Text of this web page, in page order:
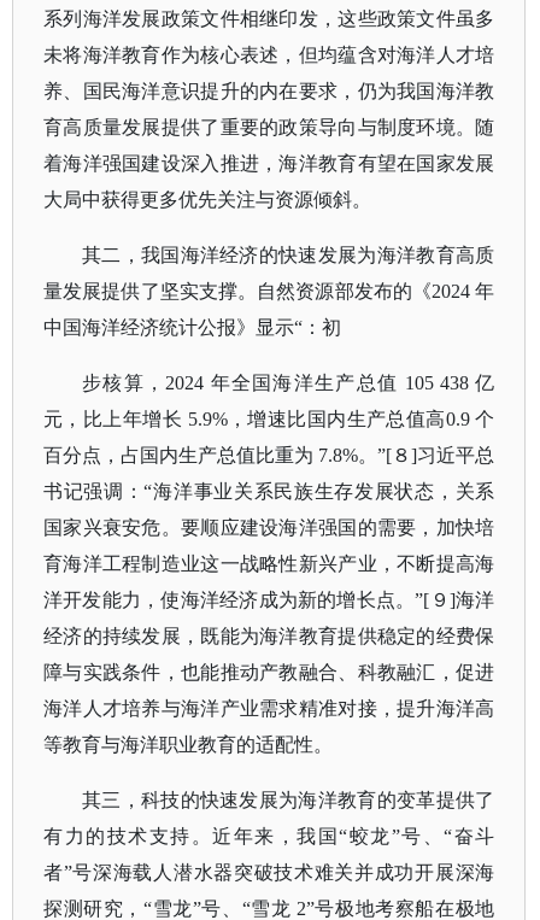
系列海洋发展政策文件相继印发，这些政策文件虽多
未将海洋教育作为核心表述，但均蕴含对海洋人才培
养、国民海洋意识提升的内在要求，仍为我国海洋教
育高质量发展提供了重要的政策导向与制度环境。随
着海洋强国建设深入推进，海洋教育有望在国家发展
大局中获得更多优先关注与资源倾斜。
其二，我国海洋经济的快速发展为海洋教育高质
量发展提供了坚实支撑。自然资源部发布的《2024 年
中国海洋经济统计公报》显示“：初
步核算， 2024 年全国海洋生产总值 105 438 亿
元，比上年增长 5.9%，增速比国内生产总值高0.9 个
百分点，占国内生产总值比重为 7.8%。”[８]习近平总
书记强调：“海洋事业关系民族生存发展状态，关系
国家兴衰安危。要顺应建设海洋强国的需要，加快培
育海洋工程制造业这一战略性新兴产业，不断提高海
洋开发能力，使海洋经济成为新的增长点。”[９]海洋
经济的持续发展，既能为海洋教育提供稳定的经费保
障与实践条件，也能推动产教融合、科教融汇，促进
海洋人才培养与海洋产业需求精准对接，提升海洋高
等教育与海洋职业教育的适配性。
其三，科技的快速发展为海洋教育的变革提供了
有力的技术支持。近年来，我国“蛟龙”号、“奋斗
者”号深海载人潜水器突破技术难关并成功开展深海
探测研究，“雪龙”号、“雪龙 2”号极地考察船在极地